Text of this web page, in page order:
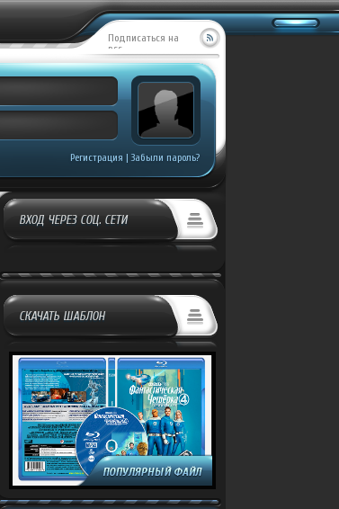
Подписаться на
RSS
Регистрация | Забыли пароль?
ВХОД ЧЕРЕЗ СОЦ. СЕТИ
СКАЧАТЬ ШАБЛОН